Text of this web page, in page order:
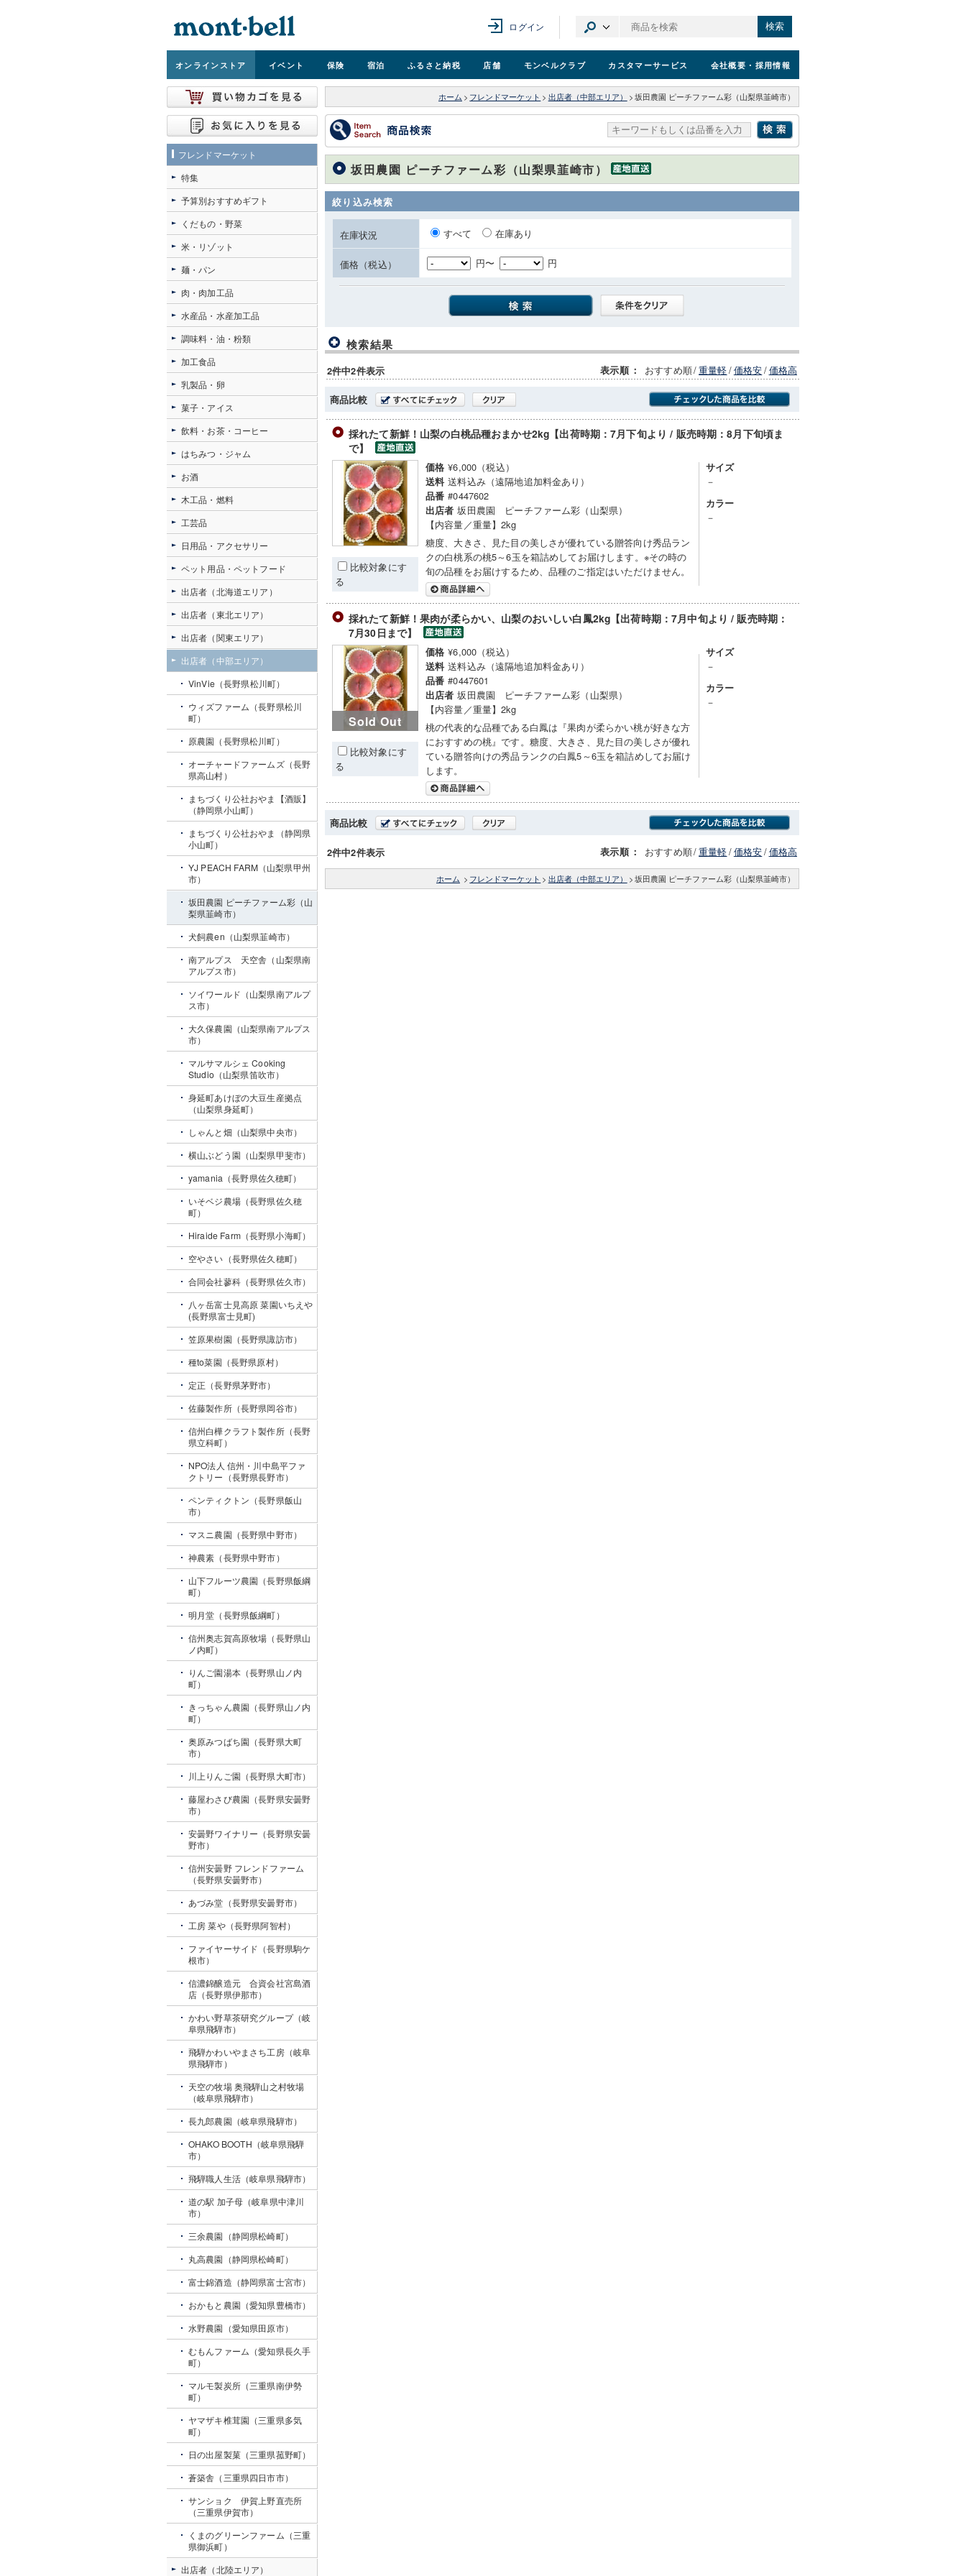
ログイン 検索
オンラインストア イベント 保険 宿泊 ふるさと納税 店舗 モンベルクラブ カスタマーサービス 会社概要 ・採用情報
ホーム > フレンドマーケット > 出店者（中部エリア） > 坂田農園 ピーチファーム彩（山梨県韮崎市）
坂田農園 ピーチファーム彩（山梨県韮崎市）
絞り込み検索
在庫状況 すべて 在庫あり
価格（税込） 円〜 円
検索結果
2件中2件表示 表示順 ： おすすめ順/重量軽/価格安/価格高
商品比較
商品にのみフォーカスする
採れたて新鮮！山梨の白桃品種おまかせ2kg【出荷時期：7月下旬より / 販売時期：8月下旬頃ま
で】
比較対象にす
る
価格 ¥6,000（税込）
送料 送料込み（遠隔地追加料金あり）
品番 #0447602
出店者 坂田農園 ピーチファーム彩（山梨県）
【内容量／重量】2kg
糖度、大きさ、見た目の美しさが優れている贈答向け秀品ラン
クの白桃系の桃5～6玉を箱詰めしてお届けします。※その時の
旬の品種をお届けするため、品種のご指定はいただけません。
サイズ
－
カラー
－
採れたて新鮮！果肉が柔らかい、山梨のおいしい白鳳2kg【出荷時期：7月中旬より / 販売時期：
7月30日まで】
Sold Out
比較対象にす
る
価格 ¥6,000（税込）
送料 送料込み（遠隔地追加料金あり）
品番 #0447601
出店者 坂田農園 ピーチファーム彩（山梨県）
【内容量／重量】2kg
桃の代表的な品種である白鳳は『果肉が柔らかい桃が好きな方
におすすめの桃』です。糖度、大きさ、見た目の美しさが優れ
ている贈答向けの秀品ランクの白鳳5～6玉を箱詰めしてお届け
します。
サイズ
－
カラー
－
商品比較
2件中2件表示 表示順 ： おすすめ順/重量軽/価格安/価格高
ホーム > フレンドマーケット > 出店者（中部エリア） > 坂田農園 ピーチファーム彩（山梨県韮崎市）
フレンドマーケット
特集
予算別おすすめギフト
くだもの・野菜
米・リゾット
麺・パン
肉・肉加工品
水産品・水産加工品
調味料・油・粉類
加工食品
乳製品・卵
菓子・アイス
飲料・お茶・コーヒー
はちみつ・ジャム
お酒
木工品・燃料
工芸品
日用品・アクセサリー
ペット用品・ペットフード
出店者（北海道エリア）
出店者（東北エリア）
出店者（関東エリア）
出店者（中部エリア）
VinVie（長野県松川町）
ウィズファーム（長野県松川
町）
原農園（長野県松川町）
オーチャードファームズ（長野
県高山村）
まちづくり公社おやま【酒販】
（静岡県小山町）
まちづくり公社おやま（静岡県
小山町）
YJ PEACH FARM（山梨県甲州
市）
坂田農園 ピーチファーム彩（山
梨県韮崎市）
犬飼農en（山梨県韮崎市）
南アルプス 天空舎（山梨県南
アルプス市）
ソイワールド（山梨県南アルプ
ス市）
大久保農園（山梨県南アルプス
市）
マルサマルシェ Cooking
Studio（山梨県笛吹市）
身延町あけぼの大豆生産拠点
（山梨県身延町）
しゃんと畑（山梨県中央市）
横山ぶどう園（山梨県甲斐市）
yamania（長野県佐久穂町）
いそベジ農場（長野県佐久穂
町）
Hiraide Farm（長野県小海町）
空やさい（長野県佐久穂町）
合同会社蓼科（長野県佐久市）
八ヶ岳富士見高原 菜園いちえや
(長野県富士見町)
笠原果樹園（長野県諏訪市）
種to菜園（長野県原村）
定正（長野県茅野市）
佐藤製作所（長野県岡谷市）
信州白樺クラフト製作所（長野
県立科町）
NPO法人 信州・川中島平ファ
クトリー（長野県長野市）
ペンティクトン（長野県飯山
市）
マスニ農園（長野県中野市）
神農素（長野県中野市）
山下フルーツ農園（長野県飯綱
町）
明月堂（長野県飯綱町）
信州奥志賀高原牧場（長野県山
ノ内町）
りんご園湯本（長野県山ノ内
町）
きっちゃん農園（長野県山ノ内
町）
奥原みつばち園（長野県大町
市）
川上りんご園（長野県大町市）
藤屋わさび農園（長野県安曇野
市）
安曇野ワイナリー（長野県安曇
野市）
信州安曇野 フレンドファーム
（長野県安曇野市）
あづみ堂（長野県安曇野市）
工房 菜や（長野県阿智村）
ファイヤーサイド（長野県駒ケ
根市）
信濃錦醸造元 合資会社宮島酒
店（長野県伊那市）
かわい野草茶研究グループ（岐
阜県飛騨市）
飛騨かわいやまさち工房（岐阜
県飛騨市）
天空の牧場 奥飛騨山之村牧場
（岐阜県飛騨市）
長九郎農園（岐阜県飛騨市）
OHAKO BOOTH（岐阜県飛騨
市）
飛騨職人生活（岐阜県飛騨市）
道の駅 加子母（岐阜県中津川
市）
三余農園（静岡県松崎町）
丸高農園（静岡県松崎町）
富士錦酒造（静岡県富士宮市）
おかもと農園（愛知県豊橋市）
水野農園（愛知県田原市）
むもんファーム（愛知県長久手
町）
マルモ製炭所（三重県南伊勢
町）
ヤマザキ椎茸園（三重県多気
町）
日の出屋製菓（三重県菰野町）
蒼築舎（三重県四日市市）
サンショク 伊賀上野直売所
（三重県伊賀市）
くまのグリーンファーム（三重
県御浜町）
出店者（北陸エリア）